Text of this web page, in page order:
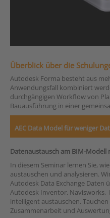
Überblick über die
Autodesk Forma besteht aus
Anwendungsfall kombiniert
durchgängigen Workflow von
Bauausführung in einer
AEC Data Model für weniger
Datenaustausch am BIM-Modell
In diesem Seminar lernen Sie,
austauschen und analysieren.
Autodesk Data Exchange Daten
Autodesk Inventor,
intelligent austauschen.
Zusammenarbeit und